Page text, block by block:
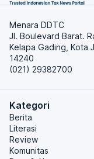
Menara DDTC
Jl. Boulevard Barat.
Kelapa Gading, Kota
14240
(021) 29382700
Kategori
Berita
Literasi
Review
Komunitas